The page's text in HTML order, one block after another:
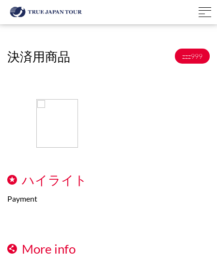
決済用商品 zzz999
ハイライト
Payment
More info